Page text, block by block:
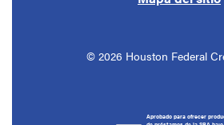
© 2026 Houston Federal
Aprobado para ofrecer